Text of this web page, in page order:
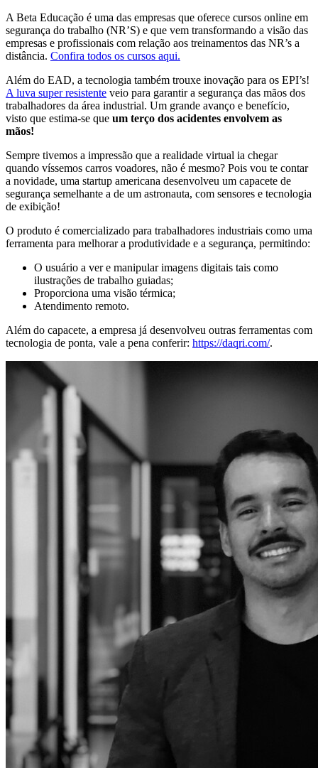
A Beta Educação é uma das empresas que oferece cursos online em
segurança do trabalho (NR’S) e que vem transformando a visão das
empresas e profissionais com relação aos treinamentos das NR’s a
distância. Confira todos os cursos aqui.
Além do EAD, a tecnologia também trouxe inovação para os EPI’s!
A luva super resistente veio para garantir a segurança das mãos dos
trabalhadores da área industrial. Um grande avanço e benefício,
visto que estima-se que um terço dos acidentes envolvem as
mãos!
Sempre tivemos a impressão que a realidade virtual ia chegar
quando víssemos carros voadores, não é mesmo? Pois vou te contar
a novidade, uma startup americana desenvolveu um capacete de
segurança semelhante a de um astronauta, com sensores e tecnologia
de exibição!
O produto é comercializado para trabalhadores industriais como uma
ferramenta para melhorar a produtividade e a segurança, permitindo:
O usuário a ver e manipular imagens digitais tais como
ilustrações de trabalho guiadas;
Proporciona uma visão térmica;
Atendimento remoto.
Além do capacete, a empresa já desenvolveu outras ferramentas com
tecnologia de ponta, vale a pena conferir: https://daqri.com/.